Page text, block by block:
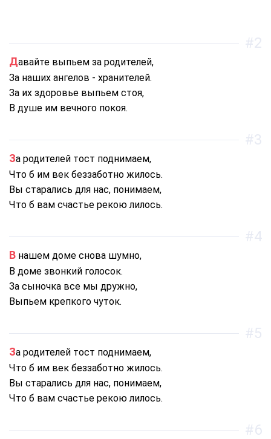
Давайте выпьем за родителей,
За наших ангелов - хранителей.
За их здоровье выпьем стоя,
В душе им вечного покоя.
#2
За родителей тост поднимаем,
Что б им век беззаботно жилось.
Вы старались для нас, понимаем,
Что б вам счастье рекою лилось.
#3
В нашем доме снова шумно,
В доме звонкий голосок.
За сыночка все мы дружно,
Выпьем крепкого чуток.
#4
За родителей тост поднимаем,
Что б им век беззаботно жилось.
Вы старались для нас, понимаем,
Что б вам счастье рекою лилось.
#5
#6